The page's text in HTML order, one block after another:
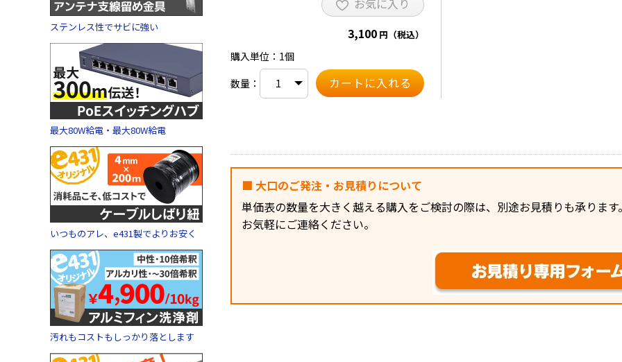
ステンレス性でサビに強い
最大80W給電・最大80W給電
いつものアレ、e431製でよりお安く
汚れもコストもしっかり落とします
お気に入り
3,100 円（税込）
購入単位：1個
数量：
■ 大口のご発注・お見積りについて
単価表の数量を大きく越える購入をご検討の際は、別途お見積りも承ります
お気軽にご連絡ください。